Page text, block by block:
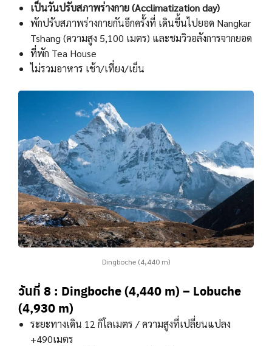
เป็นวันปรับสภาพร่างกาย (Acclimatization day)
พักปรับสภาพร่างกายกันอีกครั้งที่ เดินขี้นไปยอด Nangkar
Tshang (ความสูง 5,100 เมตร) และชมวิวอลังการจากยอด
ที่พัก Tea House
ไม่รวมอาหาร เช้า/เที่ยง/เย็น
Dingboche (4,440 m)
วันที่ 8 : Dingboche (4,440 m) – Lobuche
(4,930 m)
ระยะทางเดิน 12 กิโลเมตร / ความสูงที่เปลี่ยนแปลง
+490เมตร